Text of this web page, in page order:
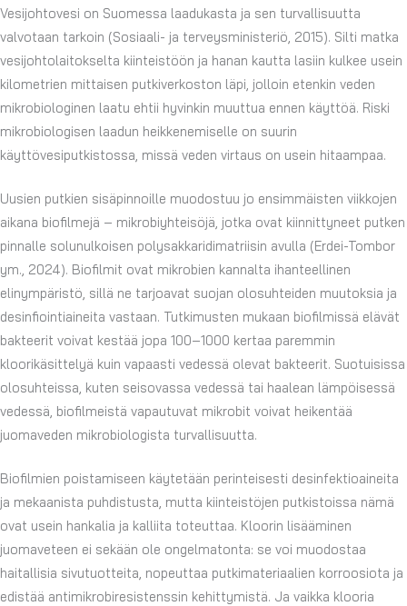
Vesijohtovesi on Suomessa laadukasta ja sen turvallisuutta
valvotaan tarkoin (Sosiaali- ja terveysministeriö, 2015). Silti matka
vesijohtolaitokselta kiinteistöön ja hanan kautta lasiin kulkee usein
kilometrien mittaisen putkiverkoston läpi, jolloin etenkin veden
mikrobiologinen laatu ehtii hyvinkin muuttua ennen käyttöä. Riski
mikrobiologisen laadun heikkenemiselle on suurin
käyttövesiputkistossa, missä veden virtaus on usein hitaampaa.
Uusien putkien sisäpinnoille muodostuu jo ensimmäisten viikkojen
aikana biofilmejä – mikrobiyhteisöjä, jotka ovat kiinnittyneet putken
pinnalle solunulkoisen polysakkaridimatriisin avulla (Erdei-Tombor
ym., 2024). Biofilmit ovat mikrobien kannalta ihanteellinen
elinympäristö, sillä ne tarjoavat suojan olosuhteiden muutoksia ja
desinfiointiaineita vastaan. Tutkimusten mukaan biofilmissä elävät
bakteerit voivat kestää jopa 100–1000 kertaa paremmin
kloorikäsittelyä kuin vapaasti vedessä olevat bakteerit. Suotuisissa
olosuhteissa, kuten seisovassa vedessä tai haalean lämpöisessä
vedessä, biofilmeistä vapautuvat mikrobit voivat heikentää
juomaveden mikrobiologista turvallisuutta.
Biofilmien poistamiseen käytetään perinteisesti desinfektioaineita
ja mekaanista puhdistusta, mutta kiinteistöjen putkistoissa nämä
ovat usein hankalia ja kalliita toteuttaa. Kloorin lisääminen
juomaveteen ei sekään ole ongelmatonta: se voi muodostaa
haitallisia sivutuotteita, nopeuttaa putkimateriaalien korroosiota ja
edistää antimikrobiresistenssin kehittymistä. Ja vaikka klooria